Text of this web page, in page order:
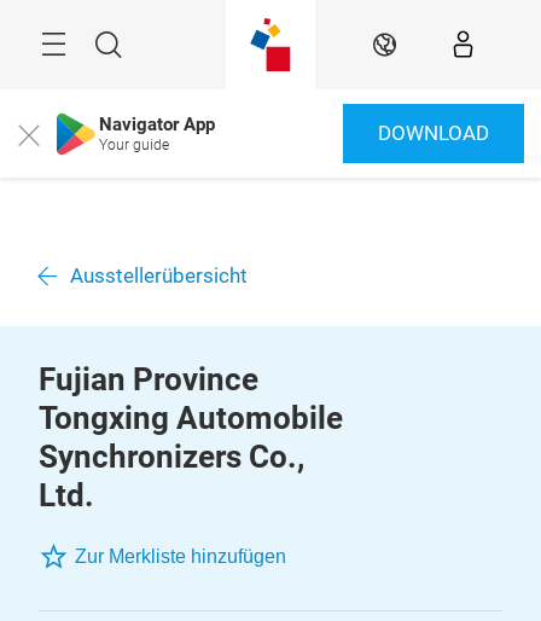
Suche DE
Close Navigator App
Your guide DOWNLOAD
Ausstellerübersicht
Fujian Province
Tongxing Automobile
Synchronizers Co.,
Ltd.
Zur Merkliste hinzufügen